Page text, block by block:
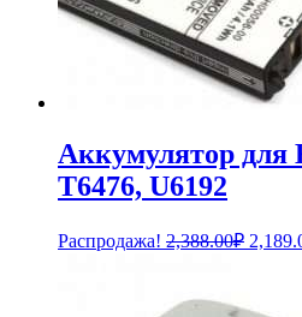
Аккумулятор
T6476, U6192
Распродажа! 2,388.00₽